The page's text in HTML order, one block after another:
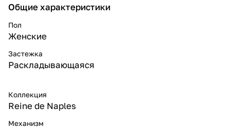
Общие характеристики
Пол
Женские
Застежка
Раскладывающаяся
Коллекция
Reine de Naples
Механизм